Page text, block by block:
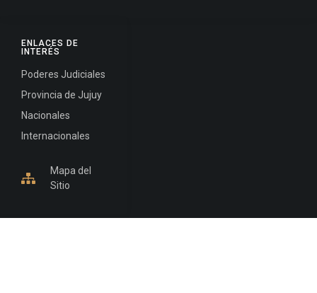
ENLACES DE
INTERÉS
Poderes Judiciales
Provincia de Jujuy
Nacionales
Internacionales
Mapa del
Sitio